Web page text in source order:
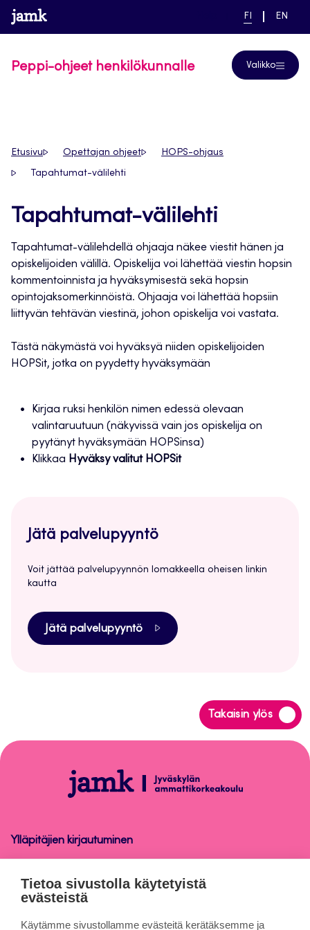
Siirry
suoraan
www.jamk.fi linkki pääsivustolle
NYKYINEN
FI
VAIHDA
EN
Peppi-ohjeet henkilökunnalle Valikko
Etusivu Opettajan ohjeet HOPS-ohjaus
Tapahtumat-välilehti
Tapahtumat-välilehti
Tapahtumat-välilehdellä ohjaaja näkee viestit hänen ja
opiskelijoiden välillä. Opiskelija voi lähettää viestin hopsin
kommentoinnista ja hyväksymisestä sekä hopsin
opintojaksomerkinnöistä. Ohjaaja voi lähettää hopsiin
liittyvän tehtävän viestinä, johon opiskelija voi vastata.
Tästä näkymästä voi hyväksyä niiden opiskelijoiden
HOPSit, jotka on pyydetty hyväksymään
Kirjaa ruksi henkilön nimen edessä olevaan
valintaruutuun (näkyvissä vain jos opiskelija on
pyytänyt hyväksymään HOPSinsa)
Klikkaa Hyväksy valitut HOPSit
Jätä palvelupyyntö
Voit jättää palvelupyynnön lomakkeella oheisen linkin
kautta
Jätä palvelupyyntö
Takaisin ylös
Siirry
takaisin
Peppi-
ohjeet
Ylläpitäjien kirjautuminen
Peppi-ohjeet henkilökunnalle
Tietoa sivuista
Tietoa sivustolla käytetyistä
evästeistä
Käytämme sivustollamme evästeitä kerätäksemme ja